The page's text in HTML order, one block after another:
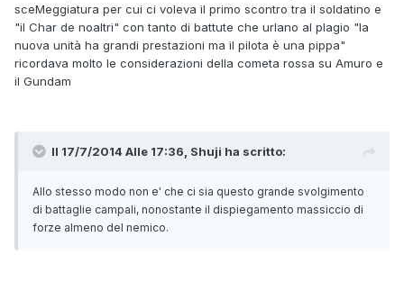
sceMeggiatura per cui ci voleva il primo scontro tra il soldatino e
"il Char de noaltri" con tanto di battute che urlano al plagio "la
nuova unità ha grandi prestazioni ma il pilota è una pippa"
ricordava molto le considerazioni della cometa rossa su Amuro e
il Gundam
Il 17/7/2014 Alle 17:36, Shuji ha scritto:
Allo stesso modo non e' che ci sia questo grande svolgimento
di battaglie campali, nonostante il dispiegamento massiccio di
forze almeno del nemico.